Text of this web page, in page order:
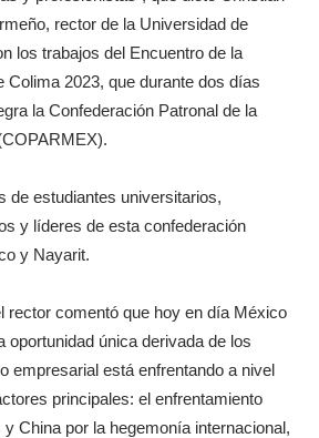
rector de la Universidad de
los trabajos del Encuentro de la
Colima 2023, que durante dos días
la Confederación Patronal de la
de estudiantes universitarios,
y líderes de esta confederación
y Nayarit.
rector comentó que hoy en día México
oportunidad única derivada de los
empresarial está enfrentando a nivel
principales: el enfrentamiento
China por la hegemonía internacional,